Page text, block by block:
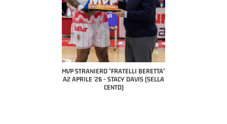
MVP "FRATELLI BERETTA" SAMUEL
DILAS B NAZIONALE APRILE '26 -
MARCO RESTELLI (TAV TREVIGLIO